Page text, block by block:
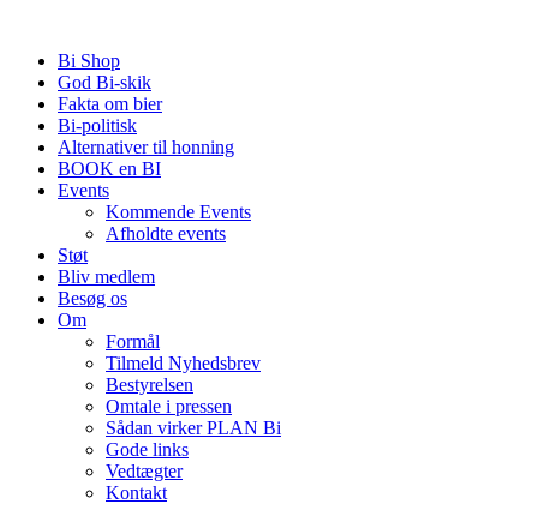
indholdBi Shop
God Bi-skik
Fakta om bier
Bi-politisk
Alternativer til honning
BOOK en BI
Events
Kommende Events
Afholdte events
Støt
Bliv medlem
Besøg os
Om
Formål
Tilmeld Nyhedsbrev
Bestyrelsen
Omtale i pressen
Sådan virker PLAN Bi
Gode links
Vedtægter
Kontakt